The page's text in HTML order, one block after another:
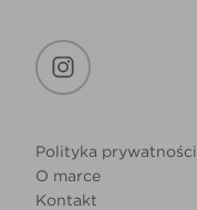
Polityka prywatności
O marce
Kontakt